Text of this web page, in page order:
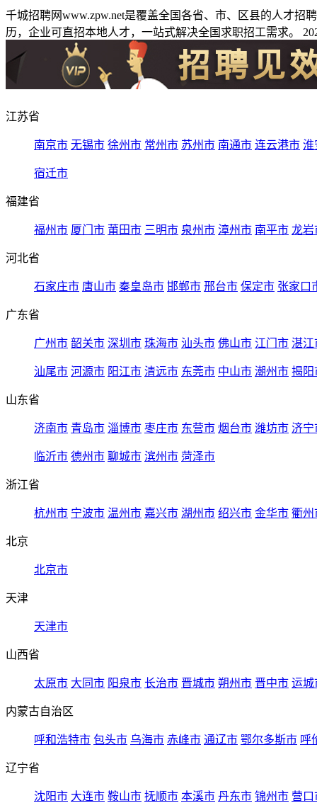
千城招聘网www.zpw.net是覆盖全国各省、市、区县的人才
历，企业可直招本地人才，一站式解决全国求职招工需求。
江苏省
南京市 无锡市 徐州市 常州市 苏州市 南通市 连云港市 淮
宿迁市
福建省
福州市 厦门市 莆田市 三明市 泉州市 漳州市 南平市 龙岩
河北省
石家庄市 唐山市 秦皇岛市 邯郸市 邢台市 保定市 张家口
广东省
广州市 韶关市 深圳市 珠海市 汕头市 佛山市 江门市 湛江
汕尾市 河源市 阳江市 清远市 东莞市 中山市 潮州市 揭阳
山东省
济南市 青岛市 淄博市 枣庄市 东营市 烟台市 潍坊市 济宁
临沂市 德州市 聊城市 滨州市 菏泽市
浙江省
杭州市 宁波市 温州市 嘉兴市 湖州市 绍兴市 金华市 衢州
北京
北京市
天津
天津市
山西省
太原市 大同市 阳泉市 长治市 晋城市 朔州市 晋中市 运城
内蒙古自治区
呼和浩特市 包头市 乌海市 赤峰市 通辽市 鄂尔多斯市 呼
辽宁省
沈阳市 大连市 鞍山市 抚顺市 本溪市 丹东市 锦州市 营口